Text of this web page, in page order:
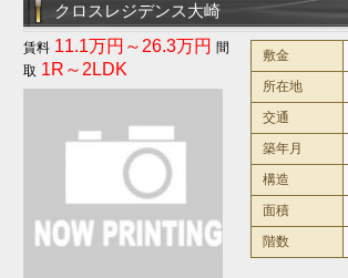
クロスレジデンス大崎
11.1万円～26.3万円
1R～2LDK
敷金
所在地
交通
築年月
構造
面積
階数